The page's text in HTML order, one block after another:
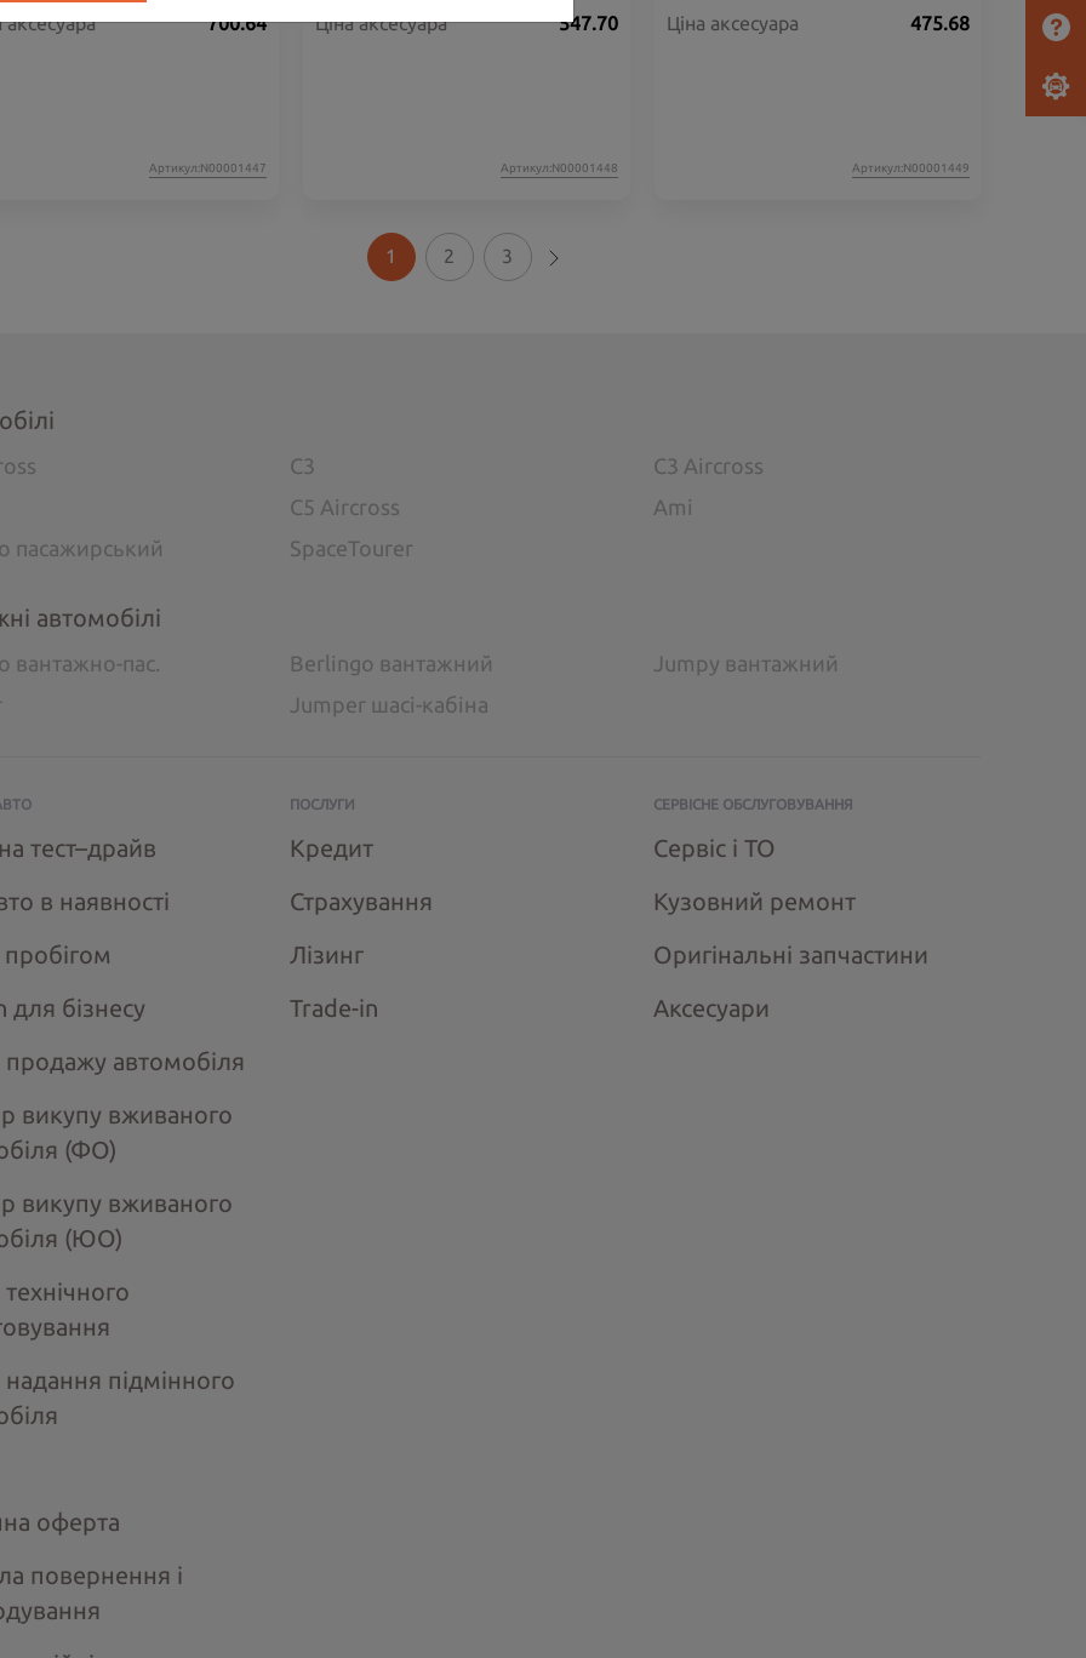
аксесуара 700.64
Артикул:N00001447
Ціна аксесуара 547.70
Артикул:N00001448
Ціна аксесуара 475.68
Артикул:N00001449
1 2 3
C3
C3 Aircross
C5 Aircross
Ami
пасажирський
SpaceTourer
автомобілі
вантажно-пас. Berlingo вантажний
Jumpy вантажний
Jumper шасі-кабіна
тест–драйв
в наявності
для бізнесу
автомобіля
викупу вживаного
(ФО)
викупу вживаного
(ЮО)
підмінного
оферта
повернення і
ПОСЛУГИ
Кредит
Страхування
Лізинг
Trade-in
СЕРВІСНЕ ОБСЛУГОВУВАННЯ
Сервіс і ТО
Кузовний ремонт
Оригінальні запчастини
Аксесуари